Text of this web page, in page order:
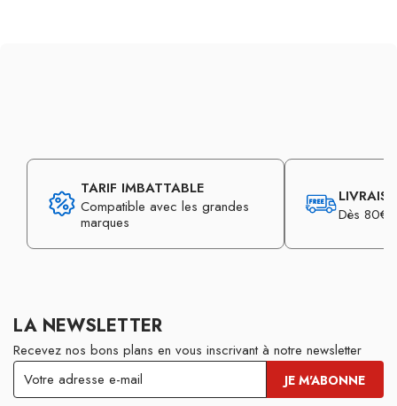
TARIF IMBATTABLE
Compatible avec les grandes
marques
Dès 80€
LA NEWSLETTER
Recevez nos bons plans en vous inscrivant à notre newsletter